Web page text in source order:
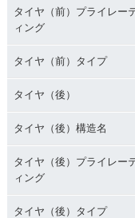
タイヤ（前）プライレー
ィング
タイヤ（前）タイプ
タイヤ（後）
タイヤ（後）構造名
タイヤ（後）プライレー
ィング
タイヤ（後）タイプ